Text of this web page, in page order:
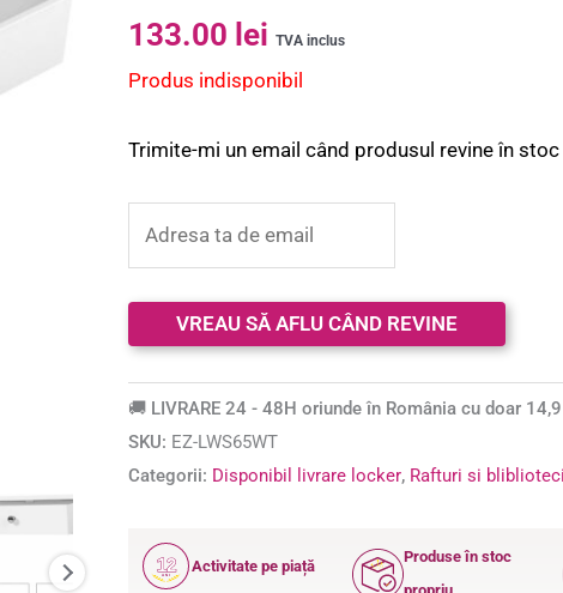
Evaluat la
4.67din 5
3
evaluări de
133.00 lei TVA inclus
Produs indisponibil
Trimite-mi un email când produsul revine în stoc
🚚 LIVRARE 24 - 48H oriunde în România cu doar
SKU: EZ-LWS65WT
Categorii: Disponibil livrare locker, Rafturi si bliblioteci
12
ANI
Activitate pe piață
Produse în stoc